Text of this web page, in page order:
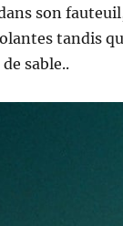
son
tandis
sable..